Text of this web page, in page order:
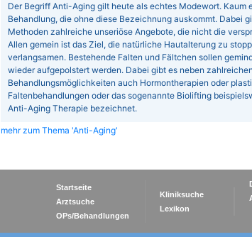
Der Begriff Anti-Aging gilt heute als echtes Modewort. Kaum
Behandlung, die ohne diese Bezeichnung auskommt. Dabei
Methoden zahlreiche unseriöse Angebote, die nicht die
Allen gemein ist das Ziel, die natürliche Hautalterung zu
verlangsamen. Bestehende Falten und Fältchen sollen
wieder aufgepolstert werden. Dabei gibt es neben
Behandlungsmöglichkeiten auch Hormontherapien oder
Faltenbehandlungen oder das sogenannte Biolifting
Anti-Aging Therapie bezeichnet.
mehr zum Thema 'Anti-Aging'
Startseite
Arztsuche
OPs/Behandlungen
Kliniksuche
Lexikon